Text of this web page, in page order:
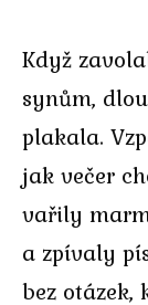
Když
synům,
plakala.
jak večer
vařily
a zpívaly
bez